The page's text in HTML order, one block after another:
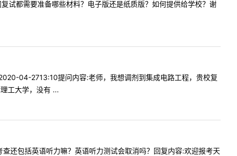
都需要准备哪些材料？电子版还是纸质版？如何提供给学校？谢
04-2713:10提问内容:老师，我想调剂到集成电路工程，贵校复
工大学，没有 ...
还包括英语听力嘛？英语听力测试会取消吗？回复内容:欢迎报考天